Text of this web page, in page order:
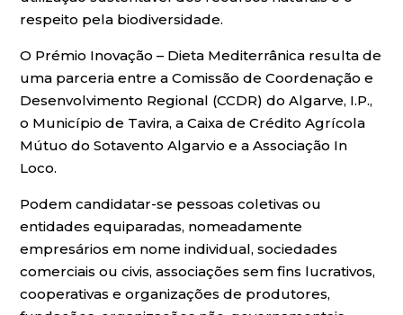
respeito pela biodiversidade.
O Prémio Inovação – Dieta Mediterrânica resulta de
uma parceria entre a Comissão de Coordenação e
Desenvolvimento Regional (CCDR) do Algarve, I.P.,
o Município de Tavira, a Caixa de Crédito Agrícola
Mútuo do Sotavento Algarvio e a Associação In
Loco.
Podem candidatar-se pessoas coletivas ou
entidades equiparadas, nomeadamente
empresários em nome individual, sociedades
comerciais ou civis, associações sem fins lucrativos,
cooperativas e organizações de produtores,